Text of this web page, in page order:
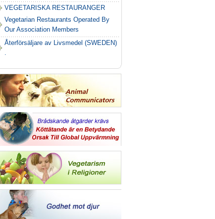
VEGETARISKA RESTAURANGER
Vegetarian Restaurants Operated By
Our Association Members
Återförsäljare av Livsmedel (SWEDEN)
.